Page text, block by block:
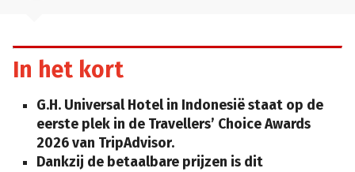
In het kort
G.H. Universal Hotel in Indonesië staat op de
eerste plek in de Travellers’ Choice Awards
2026 van TripAdvisor.
Dankzij de betaalbare prijzen is dit